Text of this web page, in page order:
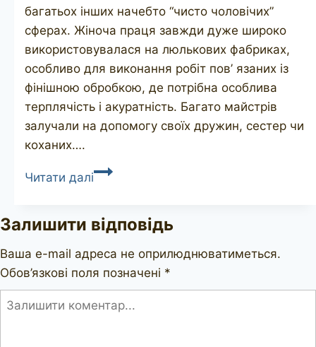
багатьох інших начебто “чисто чоловічих”
сферах. Жіноча праця завжди дуже широко
використовувалася на люлькових фабриках,
особливо для виконання робіт пов’ язаних із
фінішною обробкою, де потрібна особлива
терплячість і акуратність. Багато майстрів
залучали на допомогу своїх дружин, сестер чи
коханих….
Читати даліE.
Залишити відповідь
Ваша e-mail адреса не оприлюднюватиметься.
Обов’язкові поля позначені *